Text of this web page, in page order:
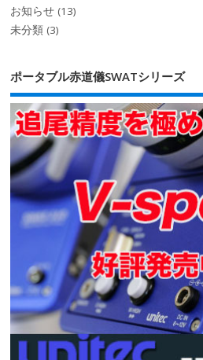
お知らせ (13)
未分類 (3)
ポータブル赤道儀SWATシリーズ